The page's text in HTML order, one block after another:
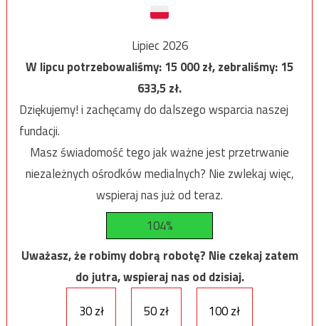
Lipiec 2026
W lipcu potrzebowaliśmy:15 000zł, zebraliśmy:15
633,5zł.
Dziękujemy! i zachęcamy do dalszego wsparcia naszej
fundacji.
Masz świadomość tego jak ważne jest przetrwanie
niezależnych ośrodków medialnych? Nie zwlekaj więc,
wspieraj nas już od teraz.
104%
Uważasz, że robimy dobrą robotę? Nie czekaj zatem
do jutra, wspieraj nas od dzisiaj.
30 zł
50 zł 100 zł